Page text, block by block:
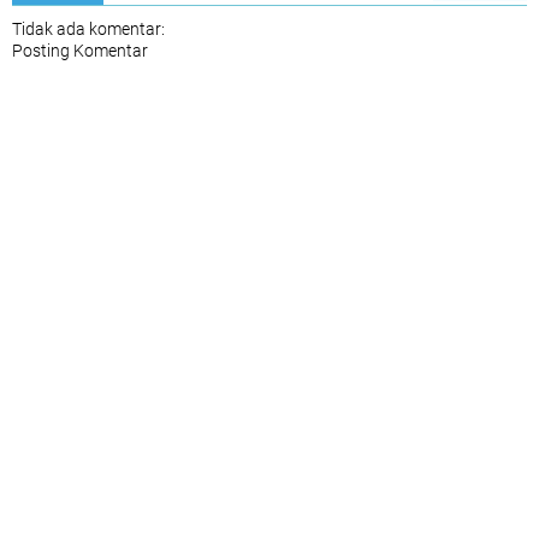
Tidak ada komentar:
Posting Komentar